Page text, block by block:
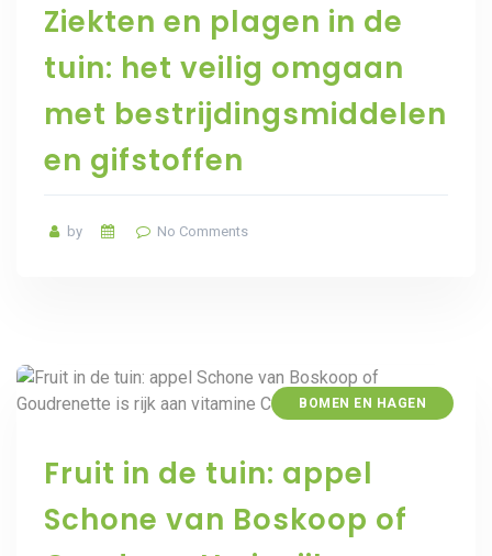
Ziekten en plagen in de
tuin: het veilig omgaan
met bestrijdingsmiddelen
en gifstoffen
by No Comments
BOMEN EN HAGEN
Fruit in de tuin: appel
Schone van Boskoop of